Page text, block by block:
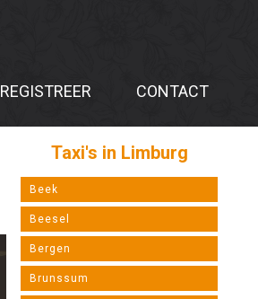
REGISTREER CONTACT
Taxi's in Limburg
Beek
Beesel
Bergen
Brunssum